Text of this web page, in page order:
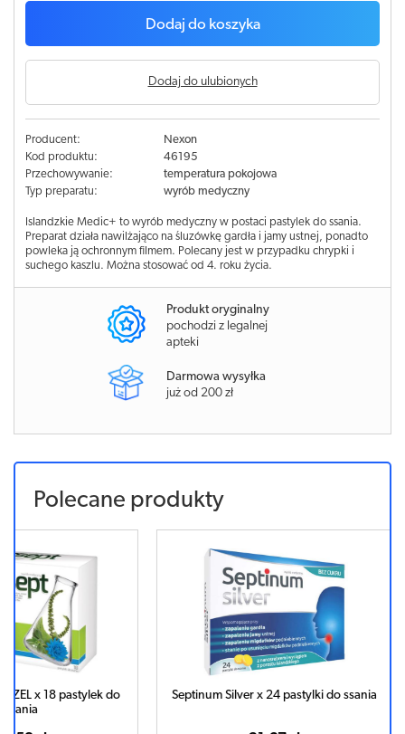
Dodaj do koszyka
Dodaj do ulubionych
Producent:
Nexon
Kod produktu:
46195
Przechowywanie:
temperatura pokojowa
Typ preparatu:
wyrób medyczny
Islandzkie Medic+ to wyrób medyczny w postaci pastylek do ssania.
Preparat działa nawilżająco na śluzówkę gardła i jamy ustnej, ponadto
powleka ją ochronnym filmem. Polecany jest w przypadku chrypki i
suchego kaszlu. Można stosować od 4. roku życia.
Produkt oryginalny
pochodzi z legalnej
apteki
Darmowa wysyłka
już od 200 zł
Polecane produkty
do Septinum Silver x 24 pastylki do ssania